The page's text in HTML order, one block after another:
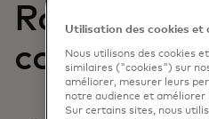
Rapports
connexes
Utilisation des cookies et
Nous utilisons des cookies
similaires ("cookies") sur
améliorer, mesurer leurs
notre audience et
Sur certains sites, nous